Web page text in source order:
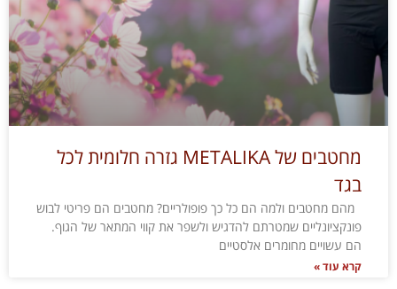
מחטבים של METALIKA גזרה חלומית לכל
בגד
מהם מחטבים ולמה הם כל כך פופולריים? מחטבים הם פריטי לבוש
פונקציונליים שמטרתם להדגיש ולשפר את קווי המתאר של הגוף.
הם עשויים מחומרים אלסטיים
קרא עוד »